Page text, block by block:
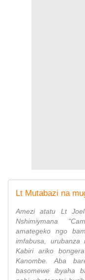
Amezi atatu Lt
Nshimiymana
amategeko ngo
imfabusa, urubanza
Kabiri ariko
Kanombe. Aba
basomewe ibyaha